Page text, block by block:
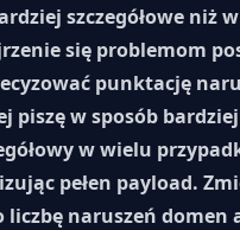
szczegółowe niż
się problemom
punktację
piszę w sposób
w wielu
pełen payload.
liczbę naruszeń domen